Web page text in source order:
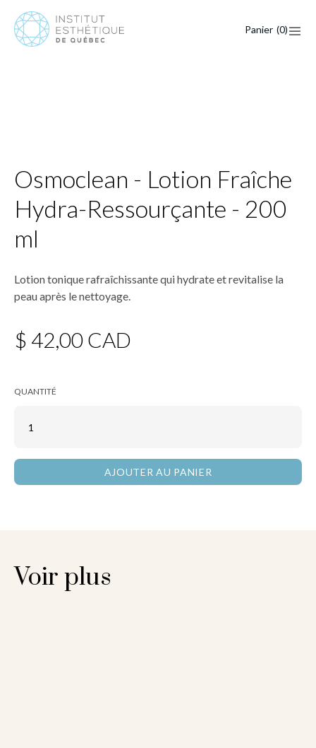
Panier (0)
Osmoclean - Lotion Fraîche
Hydra-Ressourçante - 200
ml
Lotion tonique rafraîchissante qui hydrate et revitalise la
peau après le nettoyage.
$ 42,00 CAD
QUANTITÉ
Voir plus